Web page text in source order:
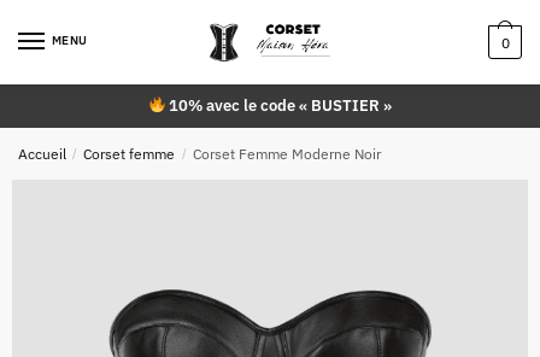
MENU 0
10% avec le code « BUSTIER »
Accueil / Corset femme / Corset Femme Moderne Noir